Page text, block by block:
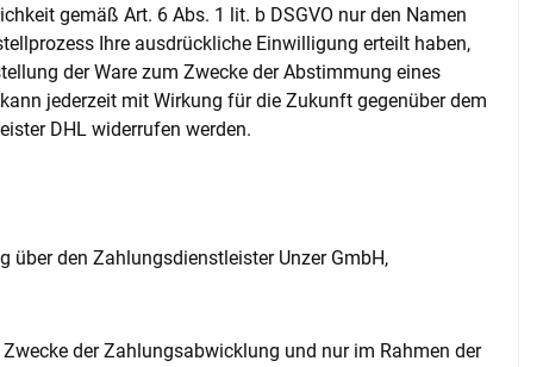
gemäß Art. 6 Abs. 1 lit. b DSGVO nur den Namen
Ihre ausdrückliche Einwilligung erteilt haben,
der Ware zum Zwecke der Abstimmung eines
jederzeit mit Wirkung für die Zukunft gegenüber dem
DHL widerrufen werden.
über den Zahlungsdienstleister Unzer GmbH,
der Zahlungsabwicklung und nur im Rahmen der